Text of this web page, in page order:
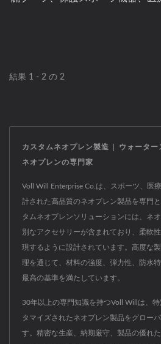
いて構築されており、すべて社内
ブランディングにわたるカスタマ
ンから納品までプロジェクトをサ
ています。
結果 1 - 2 の 2
カスタムネオプレン製造 | ウォーター
ネオプレンの専門家
Voll Will Enterprise Co.は、スポーツ、医
計された高品質のネオプレン製品を専門
タムネオプレンソリューションには、ネ
別なアクセサリーが含まれており、柔軟
現するように設計されています。高度な
理を通じて、材料の強度、弾力性、防水
最高の基準を満たしています。
30年以上の専門知識を持つVoll Willは、
タマイズされたネオプレン製品をグロー
す。精密な生産、納期厳守、製品の優れ